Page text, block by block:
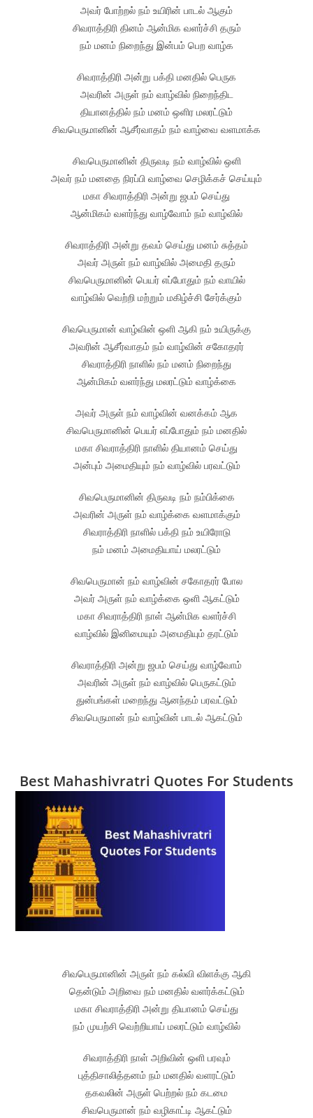
அவர் போற்றல் நம் உயிரின் பாடல் ஆகும்
சிவராத்திரி தினம் ஆன்மிக வளர்ச்சி தரும்
நம் மனம் நிறைந்து இன்பம் பெற வாழ்க
சிவராத்திரி அன்று பக்தி மனதில் பெருக
அவரின் அருள் நம் வாழ்வில் நிறைந்திட
தியானத்தில் நம் மனம் ஒளிர மலரட்டும்
சிவபெருமானின் ஆசீர்வாதம் நம் வாழ்வை வளமாக்க
சிவபெருமானின் திருவடி நம் வாழ்வில் ஒளி
அவர் நம் மனதை நிரப்பி வாழ்வை செழிக்கச் செய்யும்
மகா சிவராத்திரி அன்று ஜபம் செய்து
ஆன்மிகம் வளர்ந்து வாழ்வோம் நம் வாழ்வில்
சிவராத்திரி அன்று தவம் செய்து மனம் சுத்தம்
அவர் அருள் நம் வாழ்வில் அமைதி தரும்
சிவபெருமானின் பெயர் எப்போதும் நம் வாயில்
வாழ்வில் வெற்றி மற்றும் மகிழ்ச்சி சேர்க்கும்
சிவபெருமான் வாழ்வின் ஒளி ஆகி நம் உயிருக்கு
அவரின் ஆசீர்வாதம் நம் வாழ்வின் சகோதரர்
சிவராத்திரி நாளில் நம் மனம் நிறைந்து
ஆன்மிகம் வளர்ந்து மலரட்டும் வாழ்க்கை
அவர் அருள் நம் வாழ்வின் வனக்கம் ஆக
சிவபெருமானின் பெயர் எப்போதும் நம் மனதில்
மகா சிவராத்திரி நாளில் தியானம் செய்து
அன்பும் அமைதியும் நம் வாழ்வில் பரவட்டும்
சிவபெருமானின் திருவடி நம் நம்பிக்கை
அவரின் அருள் நம் வாழ்க்கை வளமாக்கும்
சிவராத்திரி நாளில் பக்தி நம் உயிரோடு
நம் மனம் அமைதியாய் மலரட்டும்
சிவபெருமான் நம் வாழ்வின் சகோதரர் போல
அவர் அருள் நம் வாழ்க்கை ஒளி ஆகட்டும்
மகா சிவராத்திரி நாள் ஆன்மிக வளர்ச்சி
வாழ்வில் இனிமையும் அமைதியும் தரட்டும்
சிவராத்திரி அன்று ஜபம் செய்து வாழ்வோம்
அவரின் அருள் நம் வாழ்வில் பெருகட்டும்
துன்பங்கள் மறைந்து ஆனந்தம் பரவட்டும்
சிவபெருமான் நம் வாழ்வின் பாடல் ஆகட்டும்
Best Mahashivratri Quotes For Students
சிவபெருமானின் அருள் நம் கல்வி விளக்கு ஆகி
தென்டும் அறிவை நம் மனதில் வளர்க்கட்டும்
மகா சிவராத்திரி அன்று தியானம் செய்து
நம் முயற்சி வெற்றியாய் மலரட்டும் வாழ்வில்
சிவராத்திரி நாள் அறிவின் ஒளி பரவும்
புத்திசாலித்தனம் நம் மனதில் வளரட்டும்
தகவலின் அருள் பெற்றல் நம் கடமை
சிவபெருமான் நம் வழிகாட்டி ஆகட்டும்